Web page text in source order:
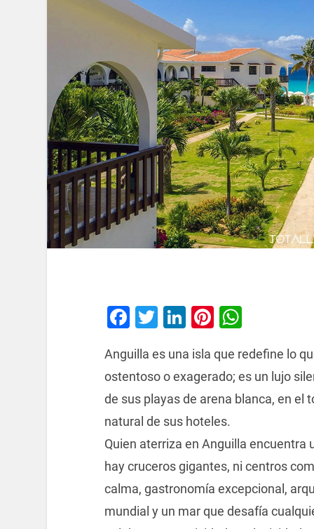
Facebook
Twitter
LinkedIn
Pinterest
Anguilla es una isla que redefine lo
ostentoso o exagerado; es un lujo
de sus playas de arena blanca, en el
natural de sus hoteles.
Quien aterriza en Anguilla encuentra
hay cruceros gigantes, ni centros
calma, gastronomía excepcional,
mundial y un mar que desafía